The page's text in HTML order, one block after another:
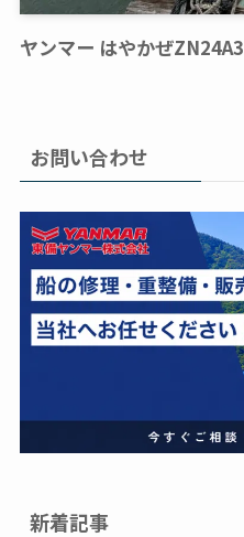
ヤンマー はやかぜZN24A3
お問い合わせ
新着記事